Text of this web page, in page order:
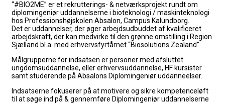
“#BIO2ME” er et rekrutterings- & netværksprojekt rundt om
diplomingeniør uddannelserne i bioteknologi / maskinteknologi
hos Professionshøjskolen Absalon, Campus Kalundborg.
Det er uddannelser, der øger arbejdsudbuddet af kvalificeret
arbejdskraft, der kan medvirke til den grønne omstilling i Region
Sjælland bl.a. med erhvervsfyrtårnet “Biosolutions Zealand”.
Målgrupperne for indsatsen er personer med afsluttet
ungdomsuddannelse, eller erhvervsuddannelse, HF kursister
samt studerende på Absalons Diplomingeniør uddanneelser.
Indsatserne fokuserer på atmotivere og sikre kompetenceløft
til at søge ind på & gennemføre Diplomingeniør uddannelserne